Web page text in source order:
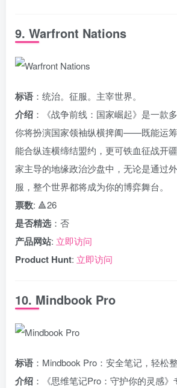
9. Warfront Nations
标语 ：统治。征服。主宰世界。
介绍 ：《战争前线：国家崛起》是一款
你将扮演国家领袖纵横捭阖——既能运
能合纵连横缔结盟约，更可铁血征战开
家主导的地缘政治沙盘中，无论是通过
服，整个世界都将成为你的博弈舞台。
票数: 🔺26
是否精选 ：否
产品网站: 立即访问
Product Hunt: 立即访问
10. Mindbook Pro
标语 ：Mindbook Pro：安全笔记，轻松整
介绍 ：《思维笔记Pro：守护你的灵感